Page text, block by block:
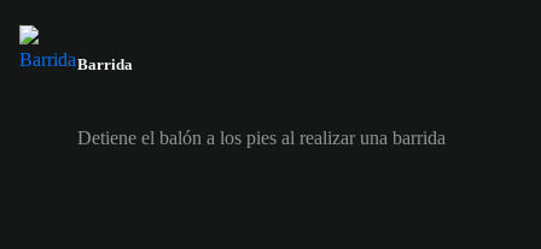
Barrida
Detiene el balón a los pies al realizar una barrida